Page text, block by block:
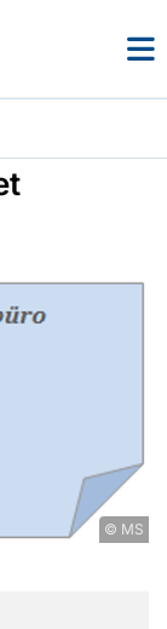
© MS